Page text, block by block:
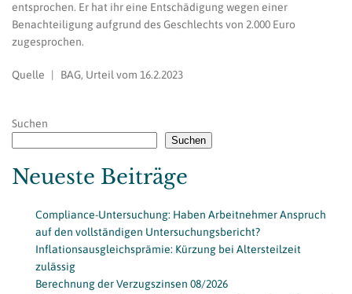
entsprochen. Er hat ihr eine Entschädigung wegen einer
Benachteiligung aufgrund des Geschlechts von 2.000 Euro
zugesprochen.
Quelle | BAG, Urteil vom 16.2.2023
Suchen
Suchen
Neueste Beiträge
Compliance-Untersuchung: Haben Arbeitnehmer Anspruch
auf den vollständigen Untersuchungsbericht?
Inflationsausgleichsprämie: Kürzung bei Altersteilzeit
zulässig
Berechnung der Verzugszinsen 08/2026